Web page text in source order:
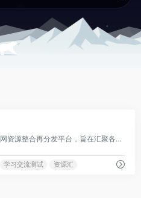
资源汇是一款移动互联网资源整合再分发平台，旨在汇聚各行各业的资源、渠道、人脉、关系、货源和能人，帮助用户免费获取海量资源信息，促进业务合作，拓展潜在客户资源。
学习交流测试 资源汇